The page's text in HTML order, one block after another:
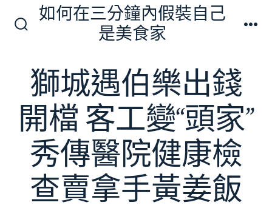
換
開
關
如何在三分鐘內假裝自己
是美食家
獅城遇伯樂出錢
開檔 客工變“頭家”
秀傳醫院健康檢
查賣拿手黃姜飯